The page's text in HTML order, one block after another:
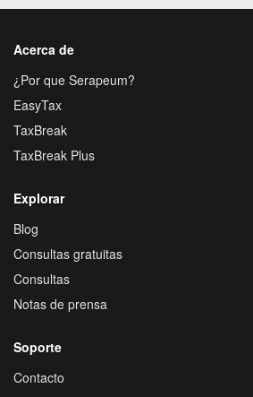
Acerca de
¿Por que Serapeum?
EasyTax
TaxBreak
TaxBreak Plus
Explorar
Blog
Consultas gratuitas
Consultas
Notas de prensa
Soporte
Contacto